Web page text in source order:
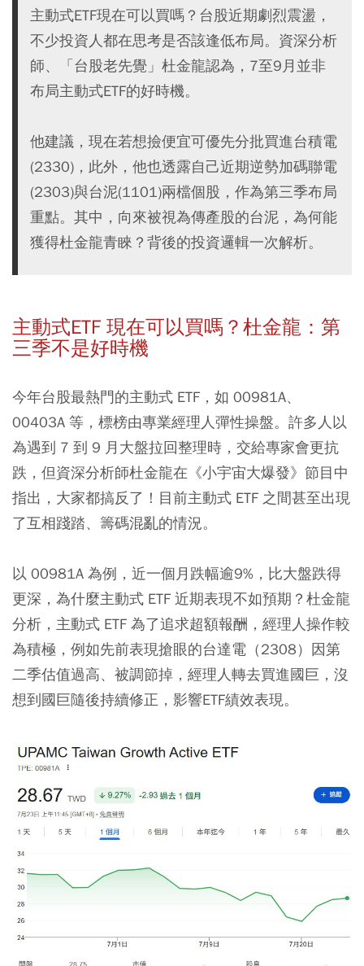
主動式ETF現在可以買嗎？台股近期劇烈震盪，
不少投資人都在思考是否該逢低布局。資深分析
師、「台股老先覺」杜金龍認為，7至9月並非
布局主動式ETF的好時機。
他建議，現在若想撿便宜可優先分批買進台積電
(2330)，此外，他也透露自己近期逆勢加碼聯電
(2303)與台泥(1101)兩檔個股，作為第三季布局
重點。其中，向來被視為傳產股的台泥，為何能
獲得杜金龍青睞？背後的投資邏輯一次解析。
主動式ETF 現在可以買嗎？杜金龍：第
三季不是好時機
今年台股最熱門的主動式 ETF，如 00981A、
00403A 等，標榜由專業經理人彈性操盤。許多人以
為遇到 7 到 9 月大盤拉回整理時，交給專家會更抗
跌，但資深分析師杜金龍在《小宇宙大爆發》節目中
指出，大家都搞反了！目前主動式 ETF 之間甚至出現
了互相踐踏、籌碼混亂的情況。
以 00981A 為例，近一個月跌幅逾9%，比大盤跌得
更深，為什麼主動式 ETF 近期表現不如預期？杜金龍
分析，主動式 ETF 為了追求超額報酬，經理人操作較
為積極，例如先前表現搶眼的台達電（2308）因第
二季估值過高、被調節掉，經理人轉去買進國巨，沒
想到國巨隨後持續修正，影響ETF績效表現。